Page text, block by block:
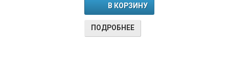
В КОРЗИНУ
ПОДРОБНЕЕ